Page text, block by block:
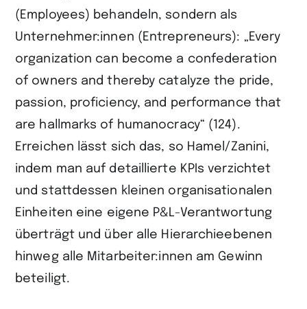
(Employees) behandeln, sondern als
Unternehmer:innen (Entrepreneurs): „Every
organization can become a confederation
of owners and thereby catalyze the pride,
passion, proficiency, and performance that
are hallmarks of humanocracy“ (124).
Erreichen lässt sich das, so Hamel/Zanini,
indem man auf detaillierte KPIs verzichtet
und stattdessen kleinen organisationalen
Einheiten eine eigene P&L-Verantwortung
überträgt und über alle Hierarchieebenen
hinweg alle Mitarbeiter:innen am Gewinn
beteiligt.